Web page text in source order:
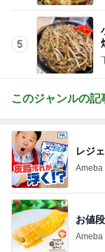
このジャンルの
Ameba
お値
Ameba
立ち
Ameba